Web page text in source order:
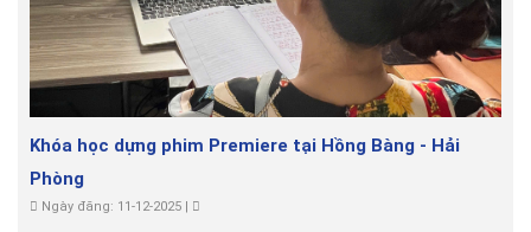
Khóa học dựng phim Premiere tại Hồng Bàng - Hải
Phòng
Ngày đăng: 11-12-2025 |